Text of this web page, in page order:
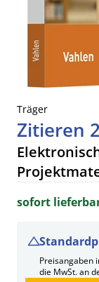
Träger
Zitieren
sofort
Preisangaben
die MwSt. an